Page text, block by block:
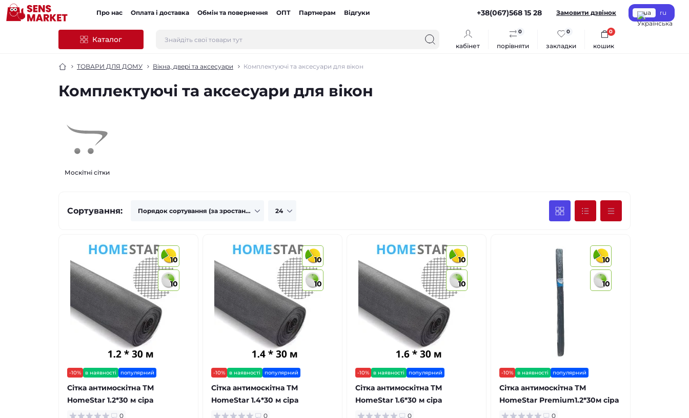
Про нас Оплата і доставка Обмін та повернення ОПТ Партнерам Відгуки +38(067)568 15 28 Замовити дзвінок ua ru
Каталог
кабінет порівняти
0
закладки
0
кошик
0
ТОВАРИ ДЛЯ ДОМУ Вікна, двері та аксесуари Комплектуючі та аксесуари для вікон
Комплектуючі та аксесуари для вікон
Москітні сітки
Сортування:
10
10
-10% в наявності популярний
Сітка антимоскітна ТМ
HomeStar 1.2*30 м сіра
0
10
10
-10% в наявності популярний
Сітка антимоскітна ТМ
HomeStar 1.4*30 м сіра
0
10
10
-10% в наявності популярний
Сітка антимоскітна ТМ
HomeStar 1.6*30 м сіра
0
10
10
-10% в наявності популярний
Сітка антимоскітна ТМ
HomeStar Premium1.2*30м сіра
0